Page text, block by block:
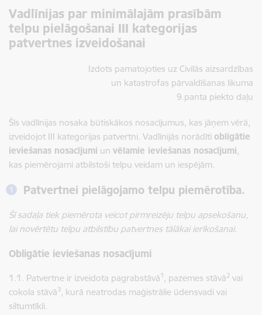
Vadlīnijas par minimālajām prasībām
telpu pielāgošanai III kategorijas
patvertnes izveidošanai
Izdots pamatojoties uz Civilās aizsardzības
un katastrofas pārvaldīšanas likuma
9.panta piekto daļu
Šīs vadlīnijas nosaka būtiskākos nosacījumus, kas jāņem vērā,
izveidojot III kategorijas patvertni. Vadlīnijās norādīti obligātie
ieviešanas nosacījumi un vēlamie ieviešanas nosacījumi,
kas piemērojami atbilstoši telpu veidam un iespējām.
Patvertnei pielāgojamo telpu piemērotība.
Šī sadaļa tiek piemērota veicot pirmreizēju telpu apsekošanu,
lai novērtētu telpu atbilstību patvertnes tālākai ierīkošanai.
Obligātie ieviešanas nosacījumi
1.1. Patvertne ir izveidota pagrabstāvā1, pazemes stāvā2 vai
cokola stāvā3, kurā neatrodas maģistrālie ūdensvadi vai
siltumtīkli.